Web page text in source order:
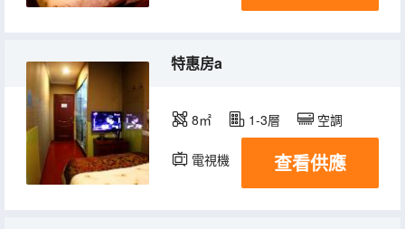
特惠房a
8㎡ 1-3層 空調
電視機 查看供應